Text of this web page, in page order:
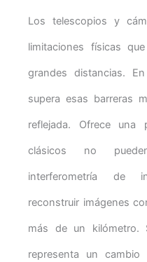
Los telescopios y
limitaciones físicas
grandes distancias.
supera esas barreras
reflejada. Ofrece una
clásicos no
interferometría de
reconstruir imágenes
más de un kilómetro.
representa un